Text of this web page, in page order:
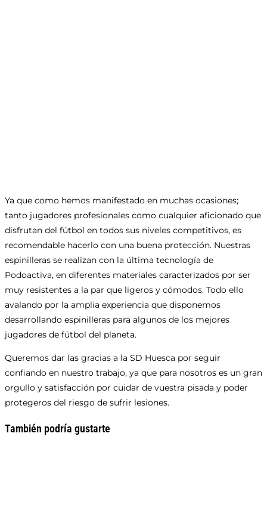
Ya que como hemos manifestado en muchas ocasiones;
tanto jugadores profesionales como cualquier aficionado que
disfrutan del fútbol en todos sus niveles competitivos, es
recomendable hacerlo con una buena protección. Nuestras
espinilleras se realizan con la última tecnología de
Podoactiva, en diferentes materiales caracterizados por ser
muy resistentes a la par que ligeros y cómodos. Todo ello
avalando por la amplia experiencia que disponemos
desarrollando espinilleras para algunos de los mejores
jugadores de fútbol del planeta.
Queremos dar las gracias a la SD Huesca por seguir
confiando en nuestro trabajo, ya que para nosotros es un gran
orgullo y satisfacción por cuidar de vuestra pisada y poder
protegeros del riesgo de sufrir lesiones.
También podría gustarte